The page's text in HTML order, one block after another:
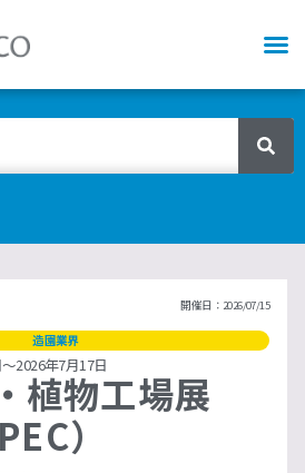
開催日：2026/07/15
造園業界
2026年7月17日
植物工場展
）